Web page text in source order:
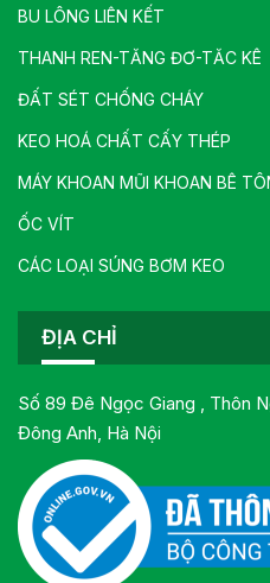
BU LÔNG LIÊN KẾT
THANH REN-TĂNG ĐƠ-TĂC KÊ
ĐẤT SÉT CHỐNG CHÁY
KEO HOÁ CHẤT CẤY THÉP
MÁY KHOAN MŨI KHOAN BÊ
ỐC VÍT
CÁC LOẠI SÚNG BƠM KEO
ĐỊA CHỈ
Số 89 Đê Ngọc Giang , Thôn
Đông Anh, Hà Nội